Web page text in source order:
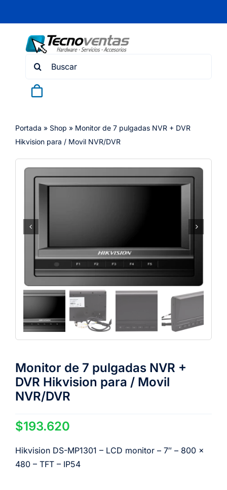
content
Search
Portada » Shop » Monitor de 7 pulgadas NVR + DVR
Hikvision para / Movil NVR/DVR
Monitor de 7 pulgadas NVR +
DVR Hikvision para / Movil
NVR/DVR
$193.620
Hikvision DS-MP1301 – LCD monitor – 7″ – 800 x
480 – TFT – IP54